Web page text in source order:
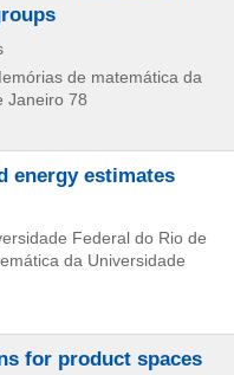
de matemática da
Janeiro 78
energy estimates
Federal do Rio de
da Universidade
for product spaces